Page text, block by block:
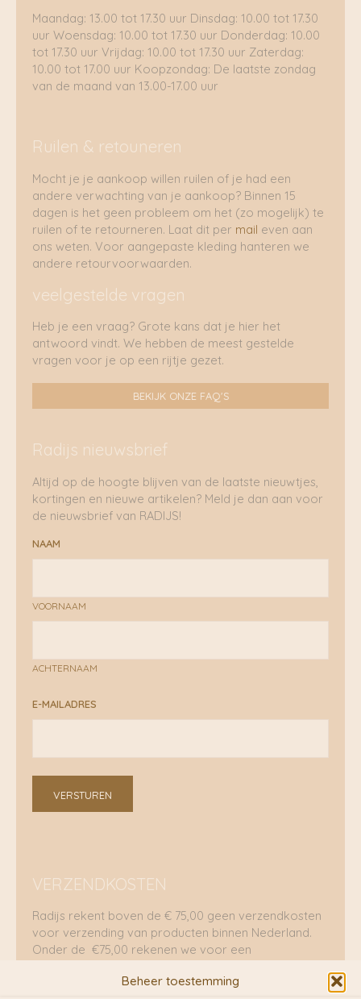
Beheer toestemming
Maandag: 13.00 tot 17.30 uur Dinsdag: 10.00 tot 17.30
uur Woensdag: 10.00 tot 17.30 uur Donderdag: 10.00
tot 17.30 uur Vrijdag: 10.00 tot 17.30 uur Zaterdag:
10.00 tot 17.00 uur Koopzondag: De laatste zondag
van de maand van 13.00-17.00 uur
Ruilen & retouneren
Mocht je je aankoop willen ruilen of je had een
andere verwachting van je aankoop? Binnen 15
dagen is het geen probleem om het (zo mogelijk) te
ruilen of te retourneren. Laat dit per mail even aan
ons weten. Voor aangepaste kleding hanteren we
andere retourvoorwaarden.
veelgestelde vragen
Heb je een vraag? Grote kans dat je hier het
antwoord vindt. We hebben de meest gestelde
vragen voor je op een rijtje gezet.
BEKIJK ONZE FAQ'S
Radijs nieuwsbrief
Altijd op de hoogte blijven van de laatste nieuwtjes,
kortingen en nieuwe artikelen? Meld je dan aan voor
de nieuwsbrief van RADIJS!
NAAM
VOORNAAM
ACHTERNAAM
E-MAILADRES
VERSTUREN
VERZENDKOSTEN
Radijs rekent boven de € 75,00 geen verzendkosten
voor verzending van producten binnen Nederland.
Onder de €75,00 rekenen we voor een